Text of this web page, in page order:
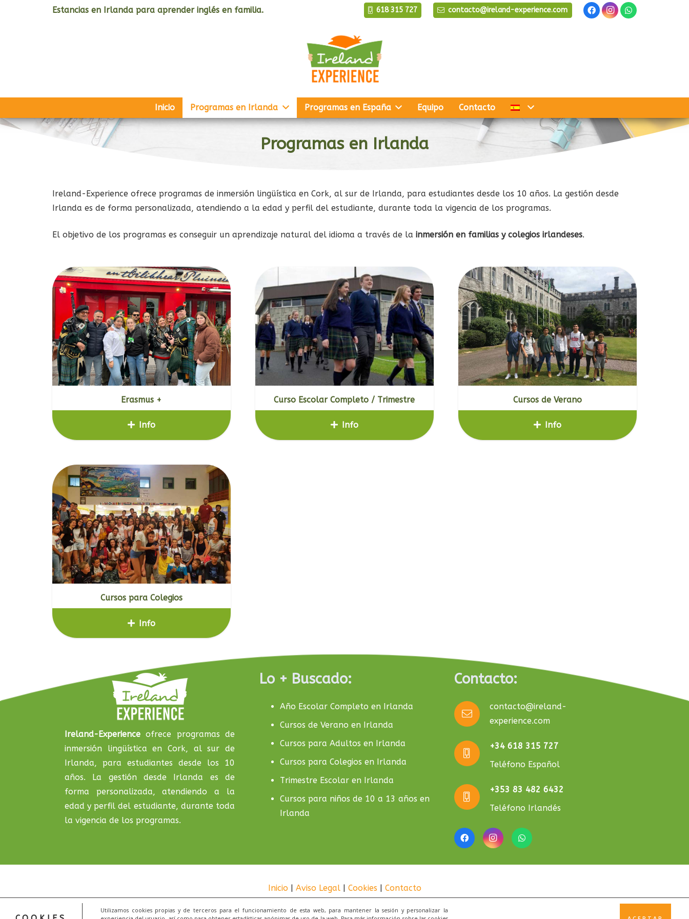
Utilizamos cookies propias y de terceros para el funcionamiento de esta web, para mantener la sesión y personalizar la
Estancias en Irlanda para aprender inglés en familia. 618 315 727 contacto@ireland-experience.com
Inicio Programas en Irlanda Programas en España Equipo Contacto
Programas en Irlanda
Ireland-Experience ofrece programas de inmersión lingüística en Cork, al sur de Irlanda, para estudiantes desde los 10 años. La gestión desde
Irlanda es de forma personalizada, atendiendo a la edad y perfil del estudiante, durante toda la vigencia de los programas.
El objetivo de los programas es conseguir un aprendizaje natural del idioma a través de la inmersión en familias y colegios irlandeses.
Erasmus +
Info
Curso Escolar Completo / Trimestre
Info
Cursos de Verano
Info
Cursos para Colegios
Info
Ireland-Experience ofrece programas de
inmersión lingüística en Cork, al sur de
Irlanda, para estudiantes desde los 10
años. La gestión desde Irlanda es de
forma personalizada, atendiendo a la
edad y perfil del estudiante, durante toda
la vigencia de los programas.
Lo + Buscado:
Año Escolar Completo en Irlanda
Cursos de Verano en Irlanda
Cursos para Adultos en Irlanda
Cursos para Colegios en Irlanda
Trimestre Escolar en Irlanda
Cursos para niños de 10 a 13 años en
Irlanda
Contacto:
contacto@ireland-
experience.com
+34 618 315 727
Teléfono Español
+353 83 482 6432
Teléfono Irlandés
Inicio| Aviso Legal| Cookies | Contacto
© 2021 Todos los derechos reservados. Una web deACRILONIA